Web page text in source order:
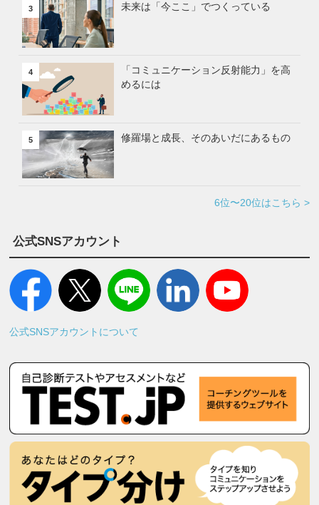
3 未来は「今ここ」でつくっている
4
「コミュニケーション反射能力」を高
めるには
5 修羅場と成長、そのあいだにあるもの
6位〜20位はこちら >
公式SNSアカウント
公式SNSアカウントについて